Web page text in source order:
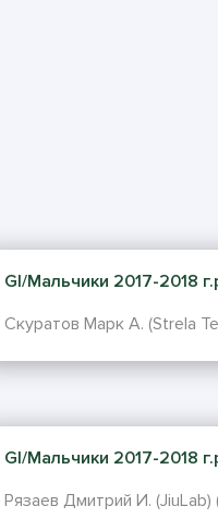
GI/Мальчики 2017-2018
Скуратов Марк А. (Strela
GI/Мальчики 2017-2018
Рязаев Дмитрий И. (JiuLab)